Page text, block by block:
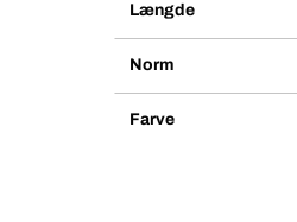
Længde
Norm
Farve